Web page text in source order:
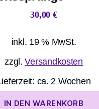
30,00 €
inkl. 19 % MwSt.
zzgl.Versandkosten
ca. 2 Wochen
IN DEN WARENKORB